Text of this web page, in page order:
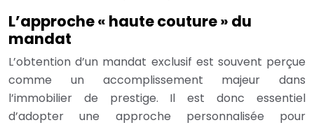
L’approche « haute couture » du
mandat
L’obtention d’un mandat exclusif est souvent perçue
comme un accomplissement majeur dans
l’immobilier de prestige. Il est donc essentiel
d’adopter une approche personnalisée pour